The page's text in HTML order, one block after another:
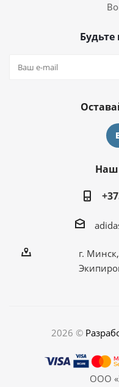
Будьте
г.
2026 ©
ООО